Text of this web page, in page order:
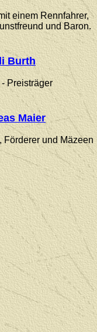
einem Rennfahrer,
und Baron.
Burth
Preisträger
Maier
Förderer und Mäzeen